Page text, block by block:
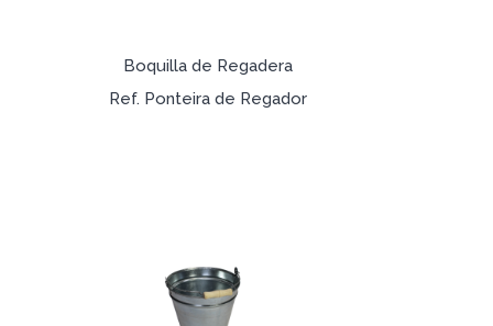
Boquilla de Regadera
Ref. Ponteira de Regador